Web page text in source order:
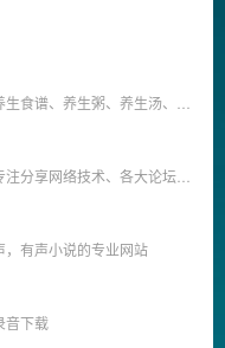
有声小说的专业网站
音下载